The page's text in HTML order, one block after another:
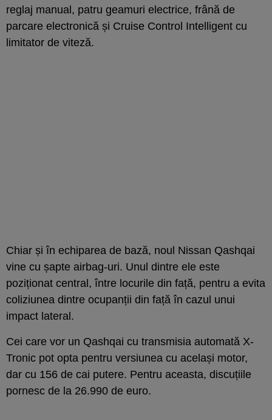
reglaj manual, patru geamuri electrice, frână de
parcare electronică și Cruise Control Intelligent cu
limitator de viteză.
Chiar și în echiparea de bază, noul Nissan Qashqai
vine cu șapte airbag-uri. Unul dintre ele este
poziționat central, între locurile din față, pentru a evita
coliziunea dintre ocupanții din față în cazul unui
impact lateral.
Cei care vor un Qashqai cu transmisia automată X-
Tronic pot opta pentru versiunea cu același motor,
dar cu 156 de cai putere. Pentru aceasta, discuțiile
pornesc de la 26.990 de euro.